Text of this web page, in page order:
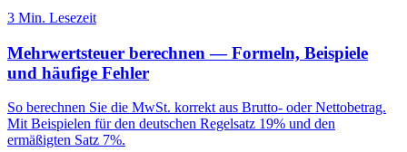
3 Min. Lesezeit
Mehrwertsteuer berechnen — Formeln, Beispiele
und häufige Fehler
So berechnen Sie die MwSt. korrekt aus Brutto- oder Nettobetrag.
Mit Beispielen für den deutschen Regelsatz 19% und den
ermäßigten Satz 7%.